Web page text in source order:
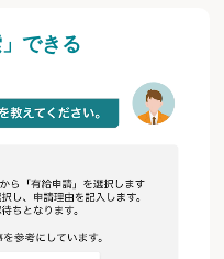
できる